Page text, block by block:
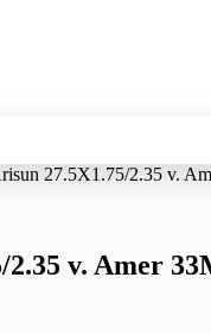
27.5X1.75/2.35 v.
v. Amer